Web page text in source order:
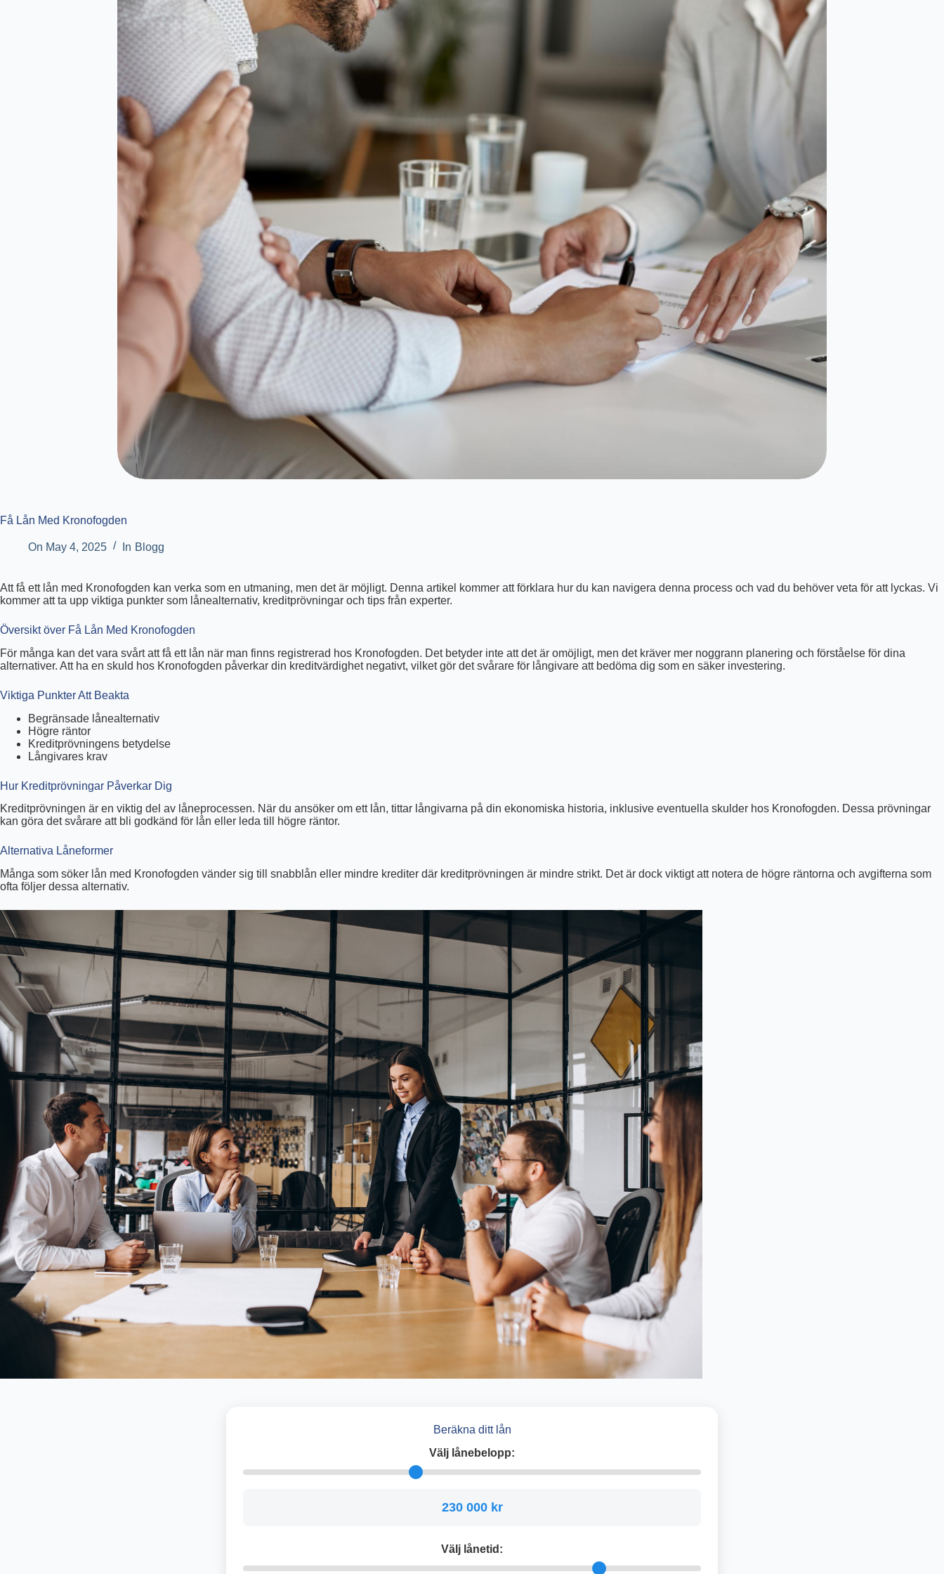
Få Lån Med Kronofogden
On May 4, 2025 In Blogg
Att få ett lån med Kronofogden kan verka som en utmaning, men det är möjligt. Denna artikel kommer att förklara hur du kan navigera denna process och vad du behöver veta för att lyckas. Vi
kommer att ta upp viktiga punkter som lånealternativ, kreditprövningar och tips från experter.
Översikt över Få Lån Med Kronofogden
För många kan det vara svårt att få ett lån när man finns registrerad hos Kronofogden. Det betyder inte att det är omöjligt, men det kräver mer noggrann planering och förståelse för dina
alternativer. Att ha en skuld hos Kronofogden påverkar din kreditvärdighet negativt, vilket gör det svårare för långivare att bedöma dig som en säker investering.
Viktiga Punkter Att Beakta
Begränsade lånealternativ
Högre räntor
Kreditprövningens betydelse
Långivares krav
Hur Kreditprövningar Påverkar Dig
Kreditprövningen är en viktig del av låneprocessen. När du ansöker om ett lån, tittar långivarna på din ekonomiska historia, inklusive eventuella skulder hos Kronofogden. Dessa prövningar
kan göra det svårare att bli godkänd för lån eller leda till högre räntor.
Alternativa Låneformer
Många som söker lån med Kronofogden vänder sig till snabblån eller mindre krediter där kreditprövningen är mindre strikt. Det är dock viktigt att notera de högre räntorna och avgifterna som
ofta följer dessa alternativ.
Beräkna ditt lån
Välj lånebelopp:
230 000 kr
Välj lånetid: